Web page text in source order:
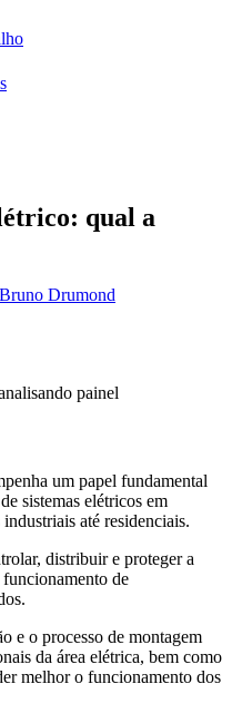
qual a
Bruno Drumond
um papel fundamental
sistemas elétricos em
até residenciais.
distribuir e proteger a
de
e o processo de montagem
da área elétrica, bem como
melhor o funcionamento dos